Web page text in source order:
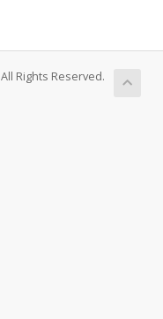
All Rights Reserved.